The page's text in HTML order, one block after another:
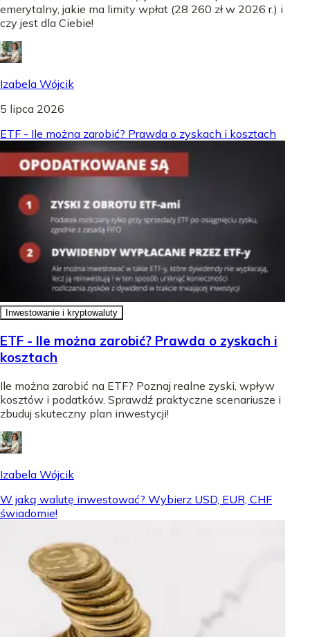
emerytalny, jakie ma limity wpłat (28 260 zł w 2026 r.) i
czy jest dla Ciebie!
Izabela Wójcik
5 lipca 2026
ETF - Ile można zarobić? Prawda o zyskach i kosztach
Inwestowanie i kryptowaluty
ETF - Ile można zarobić? Prawda o zyskach i
kosztach
Ile można zarobić na ETF? Poznaj realne zyski, wpływ
kosztów i podatków. Sprawdź praktyczne scenariusze i
zbuduj skuteczny plan inwestycji!
Izabela Wójcik
W jaką walutę inwestować? Wybierz USD, EUR, CHF
świadomie!